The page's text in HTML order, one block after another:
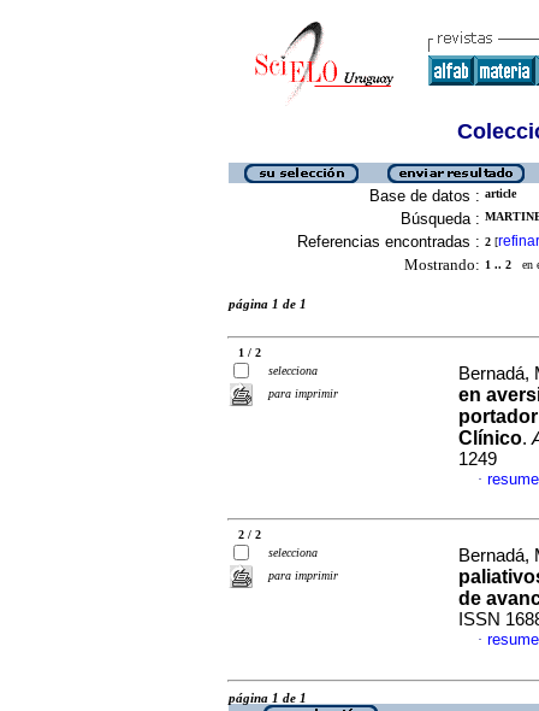
Base de datos : article
Búsqueda :
Referencias encontradas : 2 [refinar
Mostrando: 1 .. 2 en
página 1 de 1
1 / 2
selecciona
para imprimir
Bernadá,
en
Clínico.
1249
·
2 / 2
selecciona
para imprimir
Bernadá,
de
ISSN
·
página 1 de 1